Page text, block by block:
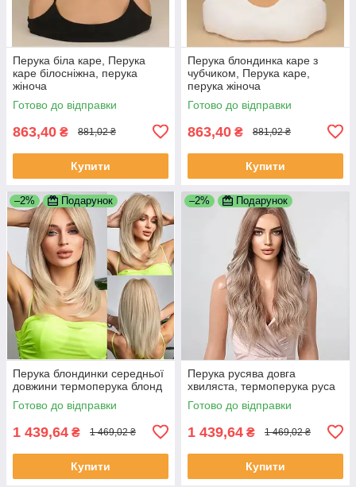
Перука біла каре, Перука
каре білосніжна, перука
жіноча
Готово до відправки
863,40 ₴ 881,02 ₴
Купити
Перука блондинка каре з
чубчиком, Перука каре,
перука жіноча
Готово до відправки
863,40 ₴ 881,02 ₴
Купити
–2% Подарунок
Перука блондинки середньої
довжини термоперука блонд
Готово до відправки
1 439,64 ₴ 1 469,02 ₴
Купити
–2% Подарунок
Перука русява довга
хвиляста, термоперука руса
Готово до відправки
1 439,64 ₴ 1 469,02 ₴
Купити